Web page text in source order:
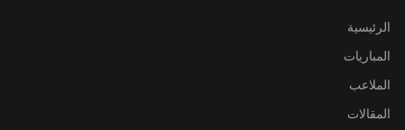
الرئيسية
المباريات
الملاعب
المقالات